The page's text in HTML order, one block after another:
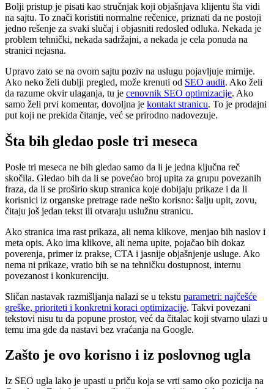
Bolji pristup je pisati kao stručnjak koji objašnjava klijentu šta vidi
na sajtu. To znači koristiti normalne rečenice, priznati da ne postoji
jedno rešenje za svaki slučaj i objasniti redosled odluka. Nekada je
problem tehnički, nekada sadržajni, a nekada je cela ponuda na
stranici nejasna.
Upravo zato se na ovom sajtu poziv na uslugu pojavljuje mirnije.
Ako neko želi dublji pregled, može krenuti od SEO audit. Ako želi
da razume okvir ulaganja, tu je cenovnik SEO optimizacije. Ako
samo želi prvi komentar, dovoljna je kontakt stranicu. To je prodajni
put koji ne prekida čitanje, već se prirodno nadovezuje.
Šta bih gledao posle tri meseca
Posle tri meseca ne bih gledao samo da li je jedna ključna reč
skočila. Gledao bih da li se povećao broj upita za grupu povezanih
fraza, da li se proširio skup stranica koje dobijaju prikaze i da li
korisnici iz organske pretrage rade nešto korisno: šalju upit, zovu,
čitaju još jedan tekst ili otvaraju uslužnu stranicu.
Ako stranica ima rast prikaza, ali nema klikove, menjao bih naslov i
meta opis. Ako ima klikove, ali nema upite, pojačao bih dokaz
poverenja, primer iz prakse, CTA i jasnije objašnjenje usluge. Ako
nema ni prikaze, vratio bih se na tehničku dostupnost, internu
povezanost i konkurenciju.
Sličan nastavak razmišljanja nalazi se u tekstu parametri: najčešće
greške, prioriteti i konkretni koraci optimizacije. Takvi povezani
tekstovi nisu tu da popune prostor, već da čitalac koji stvarno ulazi u
temu ima gde da nastavi bez vraćanja na Google.
Zašto je ovo korisno i iz poslovnog ugla
Iz SEO ugla lako je upasti u priču koja se vrti samo oko pozicija na